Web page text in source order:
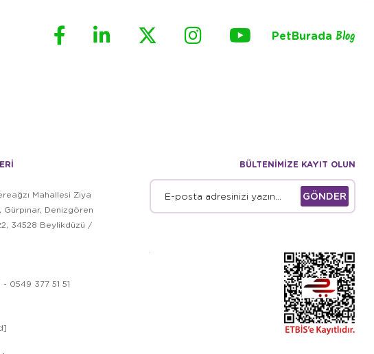
PetBurada Blog
Mahallesi Ziya
Denizgören
34528 Beylikdüzü /
0549 377 51 51
BÜLTENİMİZE KAYIT OLUN
GÖNDER